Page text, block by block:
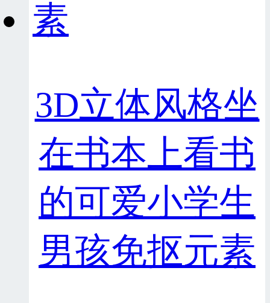
3D立体风格坐
在书本上看书
的可爱小学生
男孩免抠元素